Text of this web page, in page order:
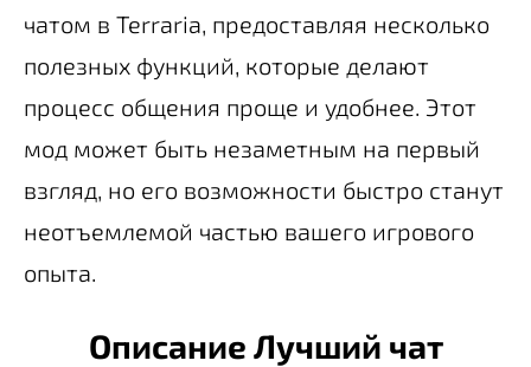
чатом в Terraria, предоставляя несколько
полезных функций, которые делают
процесс общения проще и удобнее. Этот
мод может быть незаметным на первый
взгляд, но его возможности быстро станут
неотъемлемой частью вашего игрового
опыта.
Описание Лучший чат